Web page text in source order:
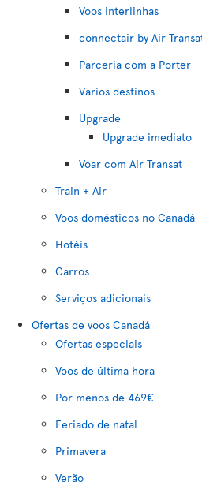
Voos interlinhas
connectair by Air
Parceria com a Porter
Varios destinos
Upgrade
Upgrade imediato
Voar com Air Transat
Train + Air
Voos domésticos no Canadá
Hotéis
Carros
Serviços adicionais
Ofertas de voos Canadá
Ofertas especiais
Voos de última hora
Por menos de 469€
Feriado de natal
Primavera
Verão